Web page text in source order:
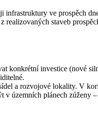
ve prospěch
realizovaných staveb
konkrétní investice (nové
a rozvojové lokality. V
územních plánech zúženy